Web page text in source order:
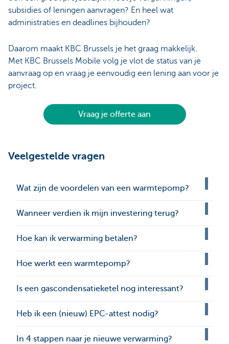
subsidies of leningen aanvragen? En heel wat
administraties en deadlines bijhouden?
Daarom maakt KBC Brussels je het graag makkelijk.
Met KBC Brussels Mobile volg je vlot de status van je
aanvraag op en vraag je eenvoudig een lening aan voor je
project.
Vraag je offerte aan
Veelgestelde vragen
Wat zijn de voordelen van een warmtepomp?
Wanneer verdien ik mijn investering terug?
Hoe kan ik verwarming betalen?
Hoe werkt een warmtepomp?
Is een gascondensatieketel nog interessant?
Heb ik een (nieuw) EPC-attest nodig?
In 4 stappen naar je nieuwe verwarming?